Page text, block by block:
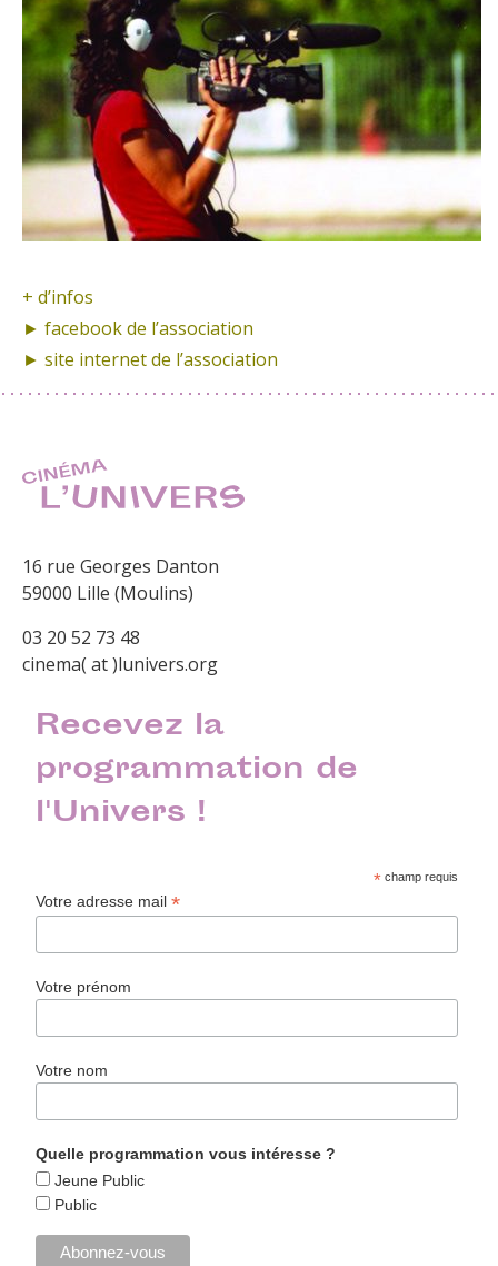
+ d’infos
► facebook de l’association
► site internet de l’association
16 rue Georges Danton
59000 Lille (Moulins)
03 20 52 73 48
cinema( at )lunivers.org
Recevez la
programmation de
l'Univers !
* champ requis
Votre adresse mail*
Votre prénom
Votre nom
Quelle programmation vous intéresse ?
Jeune Public
Public